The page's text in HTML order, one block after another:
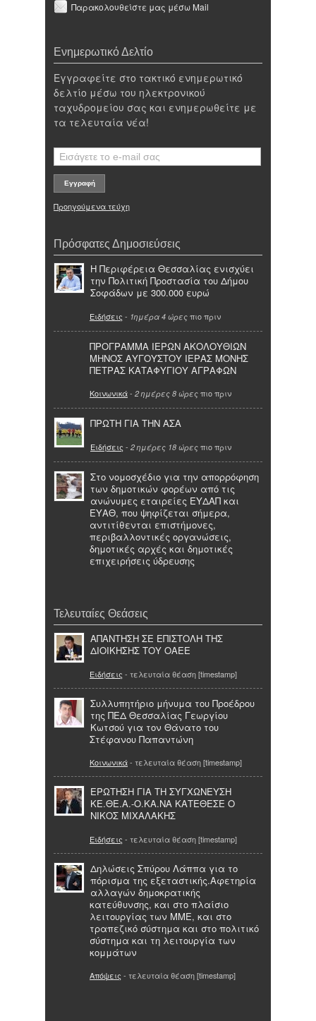
Παρακολουθείστε μας μέσω Mail
Ενημερωτικό Δελτίο
Εγγραφείτε στο τακτικό ενημερωτικό
δελτίο μέσω του ηλεκτρονικού
ταχυδρομείου σας και ενημερωθείτε με
τα τελευταία νέα!
Προηγούμενα τεύχη
Πρόσφατες Δημοσιεύσεις
Η Περιφέρεια Θεσσαλίας ενισχύει
την Πολιτική Προστασία του Δήμου
Σοφάδων με 300.000 ευρώ
Ειδήσεις - 1ημέρα 4 ώρες πιο πριν
ΠΡΟΓΡΑΜΜΑ ΙΕΡΩΝ ΑΚΟΛΟΥΘΙΩΝ
ΜΗΝΟΣ ΑΥΓΟΥΣΤΟΥ ΙΕΡΑΣ ΜΟΝΗΣ
ΠΕΤΡΑΣ ΚΑΤΑΦΥΓΙΟΥ ΑΓΡΑΦΩΝ
Κοινωνικά- 2 ημέρες 8 ώρες πιο πριν
ΠΡΩΤΗ ΓΙΑ ΤΗΝ ΑΣΑ
Ειδήσεις - 2 ημέρες 18 ώρες πιο πριν
Στο νομοσχέδιο για την απορρόφηση
των δημοτικών φορέων από τις
ανώνυμες εταιρείες ΕΥΔΑΠ και
ΕΥΑΘ, που ψηφίζεται σήμερα,
αντιτίθενται επιστήμονες,
περιβαλλοντικές οργανώσεις,
δημοτικές αρχές και δημοτικές
επιχειρήσεις ύδρευσης
Τελευταίες Θεάσεις
ΑΠΑΝΤΗΣΗ ΣΕ ΕΠΙΣΤΟΛΗ ΤΗΣ
ΔΙΟΙΚΗΣΗΣ ΤΟΥ ΟΑΕΕ
Ειδήσεις - τελευταία θέαση [timestamp]
Συλλυπητήριο μήνυμα του Προέδρου
της ΠΕΔ Θεσσαλίας Γεωργίου
Κωτσού για τον Θάνατο του
Στέφανου Παπαντώνη
Κοινωνικά- τελευταία θέαση [timestamp]
ΕΡΩΤΗΣΗ ΓΙΑ ΤΗ ΣΥΓΧΩΝΕΥΣΗ
ΚΕ.ΘΕ.Α.-Ο.ΚΑ.ΝΑ ΚΑΤΕΘΕΣΕ Ο
ΝΙΚΟΣ ΜΙΧΑΛΑΚΗΣ
Ειδήσεις - τελευταία θέαση [timestamp]
Δηλώσεις Σπύρου Λάππα για το
πόρισμα της εξεταστικής.Αφετηρία
αλλαγών δημοκρατικής
κατεύθυνσης, και στο πλαίσιο
λειτουργίας των ΜΜΕ, και στο
τραπεζικό σύστημα και στο πολιτικό
σύστημα και τη λειτουργία των
κομμάτων
Απόψεις - τελευταία θέαση [timestamp]